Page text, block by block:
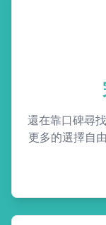
還在靠口碑尋
更多的選擇自